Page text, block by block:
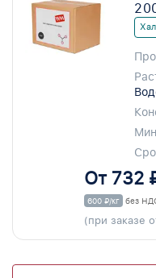
От 732
600 ₽/кг без
(при заказе